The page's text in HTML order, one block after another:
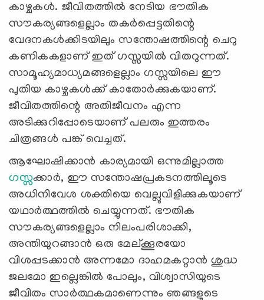
കാഴ്ചകള്‍. ജീവിതത്തില്‍ നേടിയ ഭൗതിക
സൗകര്യങ്ങളെല്ലാം തകര്‍പ്പെട്ടതിന്റെ
വേദനകള്‍ക്കിടയിലും സന്തോഷത്തിന്റെ ചെറു
കണികകളാണ് ഇത് ഗസ്സയില്‍ വിതറുന്നത്.
സാമൂഹ്യമാധ്യമങ്ങളെല്ലാം ഗസ്സയിലെ ഈ
പുതിയ കാഴ്ചകള്‍ക്ക് കാതോര്‍ക്കുകയാണ്.
ജീവിതത്തിന്റെ അതിജീവനം എന്ന
അടിക്കുറിപ്പോടെയാണ് പലരും ഇത്തരം
ചിത്രങ്ങള്‍ പങ്ക് വെച്ചത്.
ആഘോഷിക്കാന്‍ കാര്യമായി ഒന്നുമില്ലാത്ത
ഗസ്സക്കാര്‍, ഈ സന്തോഷപ്രകടനത്തിലൂടെ
അധിനിവേശ ശക്തിയെ വെല്ലുവിളിക്കുകയാണ്
യഥാര്‍ത്ഥത്തില്‍ ചെയ്യുന്നത്. ഭൗതിക
സൗകര്യങ്ങളെല്ലാം നിലംപരിശാക്കി,
അന്തിയുറങ്ങാന്‍ ഒരു മേല്ക്കൂരയോ
വിശപ്പടക്കാന്‍ അന്നമോ ദാഹമകറ്റാന്‍ ശുദ്ധ
ജലമോ ഇല്ലെങ്കില്‍ പോലും, വിശ്വാസിയുടെ
ജീവിതം സാര്‍ത്ഥകമാണെന്നും ഞങ്ങളുടെ